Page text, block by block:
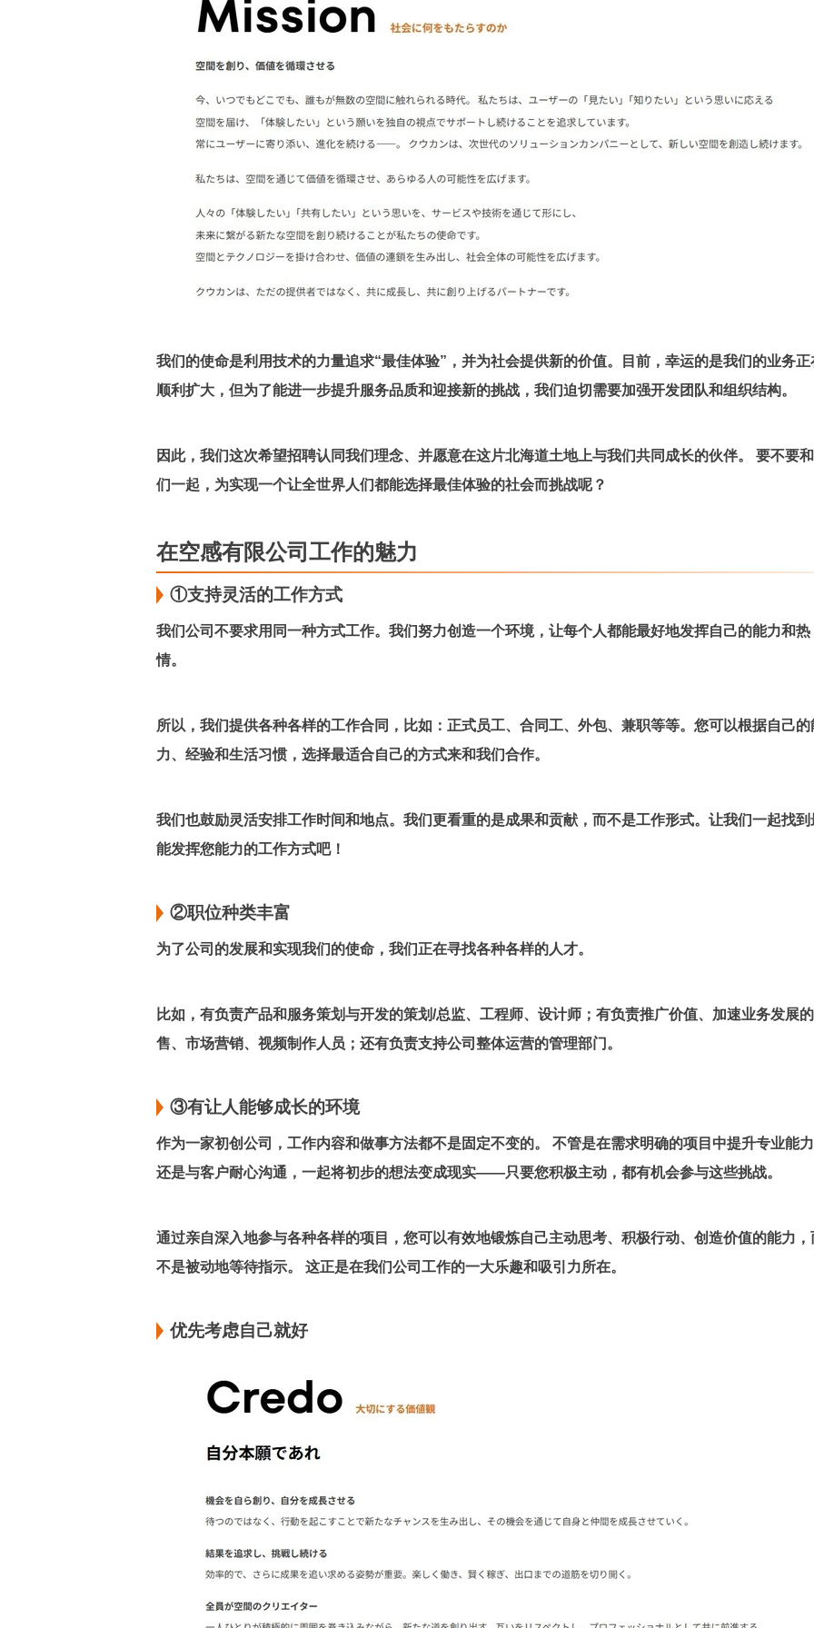
我们的使命是利用技术的力量追求“最佳体验”，并为社会提供新的价值。目前，幸运的是我们的业务正
顺利扩大，但为了能进一步提升服务品质和迎接新的挑战，我们迫切需要加强开发团队和组织结构。
因此，我们这次希望招聘认同我们理念、并愿意在这片北海道土地上与我们共同成长的伙伴。
要不要
们一起，为实现一个让全世界人们都能选择最佳体验的社会而挑战呢？
在空感有限公司工作的魅力
①支持灵活的工作方式
我们公司不要求用同一种方式工作。我们努力创造一个环境，让每个人都能最好地发挥自己的能力和热
情。
所以，我们提供各种各样的工作合同，比如：正式员工、合同工、外包、兼职等等。您可以根据自己的
力、经验和生活习惯，选择最适合自己的方式来和我们合作。
我们也鼓励灵活安排工作时间和地点。我们更看重的是成果和贡献，而不是工作形式。让我们一起找到
能发挥您能力的工作方式吧！
②职位种类丰富
为了公司的发展和实现我们的使命，我们正在寻找各种各样的人才。
比如，有负责产品和服务策划与开发的策划/总监、工程师、设计师；有负责推广价值、加速业务发展
售、市场营销、视频制作人员；还有负责支持公司整体运营的管理部门。
③有让人能够成长的环境
作为一家初创公司，工作内容和做事方法都不是固定不变的。
不管是在需求明确的项目中提升专业能
还是与客户耐心沟通，一起将初步的想法变成现实——只要您积极主动，都有机会参与这些挑战。
通过亲自深入地参与各种各样的项目，您可以有效地锻炼自己主动思考、积极行动、创造价值的能力，
不是被动地等待指示。
这正是在我们公司工作的一大乐趣和吸引力所在。
优先考虑自己就好